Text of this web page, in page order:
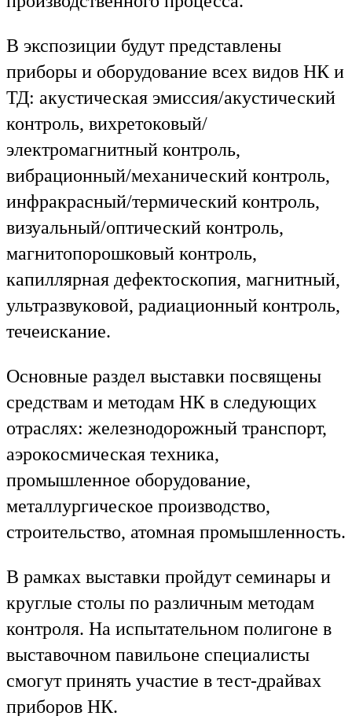
В экспозиции будут представлены
приборы и оборудование всех видов НК и
ТД: акустическая эмиссия/акустический
контроль, вихретоковый/
электромагнитный контроль,
вибрационный/механический контроль,
инфракрасный/термический контроль,
визуальный/оптический контроль,
магнитопорошковый контроль,
капиллярная дефектоскопия, магнитный,
ультразвуковой, радиационный контроль,
течеискание.
Основные раздел выставки посвящены
средствам и методам НК в следующих
отраслях: железнодорожный транспорт,
аэрокосмическая техника,
промышленное оборудование,
металлургическое производство,
строительство, атомная промышленность.
В рамках выставки пройдут семинары и
круглые столы по различным методам
контроля. На испытательном полигоне в
выставочном павильоне специалисты
смогут принять участие в тест-драйвах
приборов НК.